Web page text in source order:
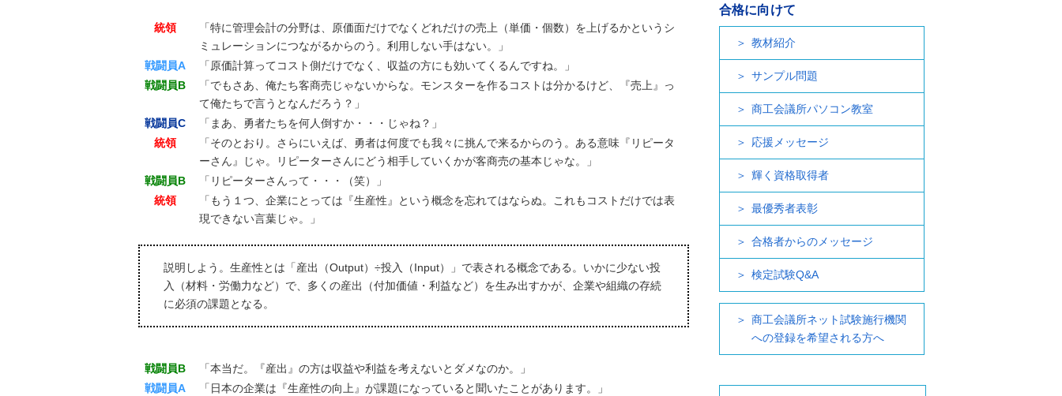
統領
「特に管理会計の分野は、原価面だけでなくどれだけの売上（単価・個数）を上げるかというシ
ミュレーションにつながるからのう。利用しない手はない。」
戦闘員A
「原価計算ってコスト側だけでなく、収益の方にも効いてくるんですね。」
戦闘員B
「でもさあ、俺たち客商売じゃないからな。モンスターを作るコストは分かるけど、『売上』っ
て俺たちで言うとなんだろう？」
戦闘員C
「まあ、勇者たちを何人倒すか・・・じゃね？」
統領
「そのとおり。さらにいえば、勇者は何度でも我々に挑んで来るからのう。ある意味『リピータ
ーさん』じゃ。リピーターさんにどう相手していくかが客商売の基本じゃな。」
戦闘員B
「リピーターさんって・・・（笑）」
統領
「もう１つ、企業にとっては『生産性』という概念を忘れてはならぬ。これもコストだけでは表
現できない言葉じゃ。」
説明しよう。生産性とは「産出（Output）÷投入（Input）」で表される概念である。いかに少ない投
入（材料・労働力など）で、多くの産出（付加価値・利益など）を生み出すかが、企業や組織の存続
に必須の課題となる。
戦闘員B
「本当だ。『産出』の方は収益や利益を考えないとダメなのか。」
戦闘員A
「日本の企業は『生産性の向上』が課題になっていると聞いたことがあります。」
合格に向けて
教材紹介
サンプル問題
商工会議所パソコン教室
応援メッセージ
輝く資格取得者
最優秀者表彰
合格者からのメッセージ
検定試験Q&A
商工会議所ネット試験施行機関
への登録を希望される方へ